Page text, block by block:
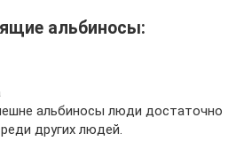
альбиносы:
альбиносы люди достаточно
других людей.